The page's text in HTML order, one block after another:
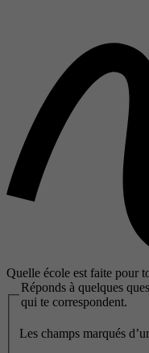
Quelle école est faite pour
Réponds à quelques
qui te correspondent.
Les champs marqués